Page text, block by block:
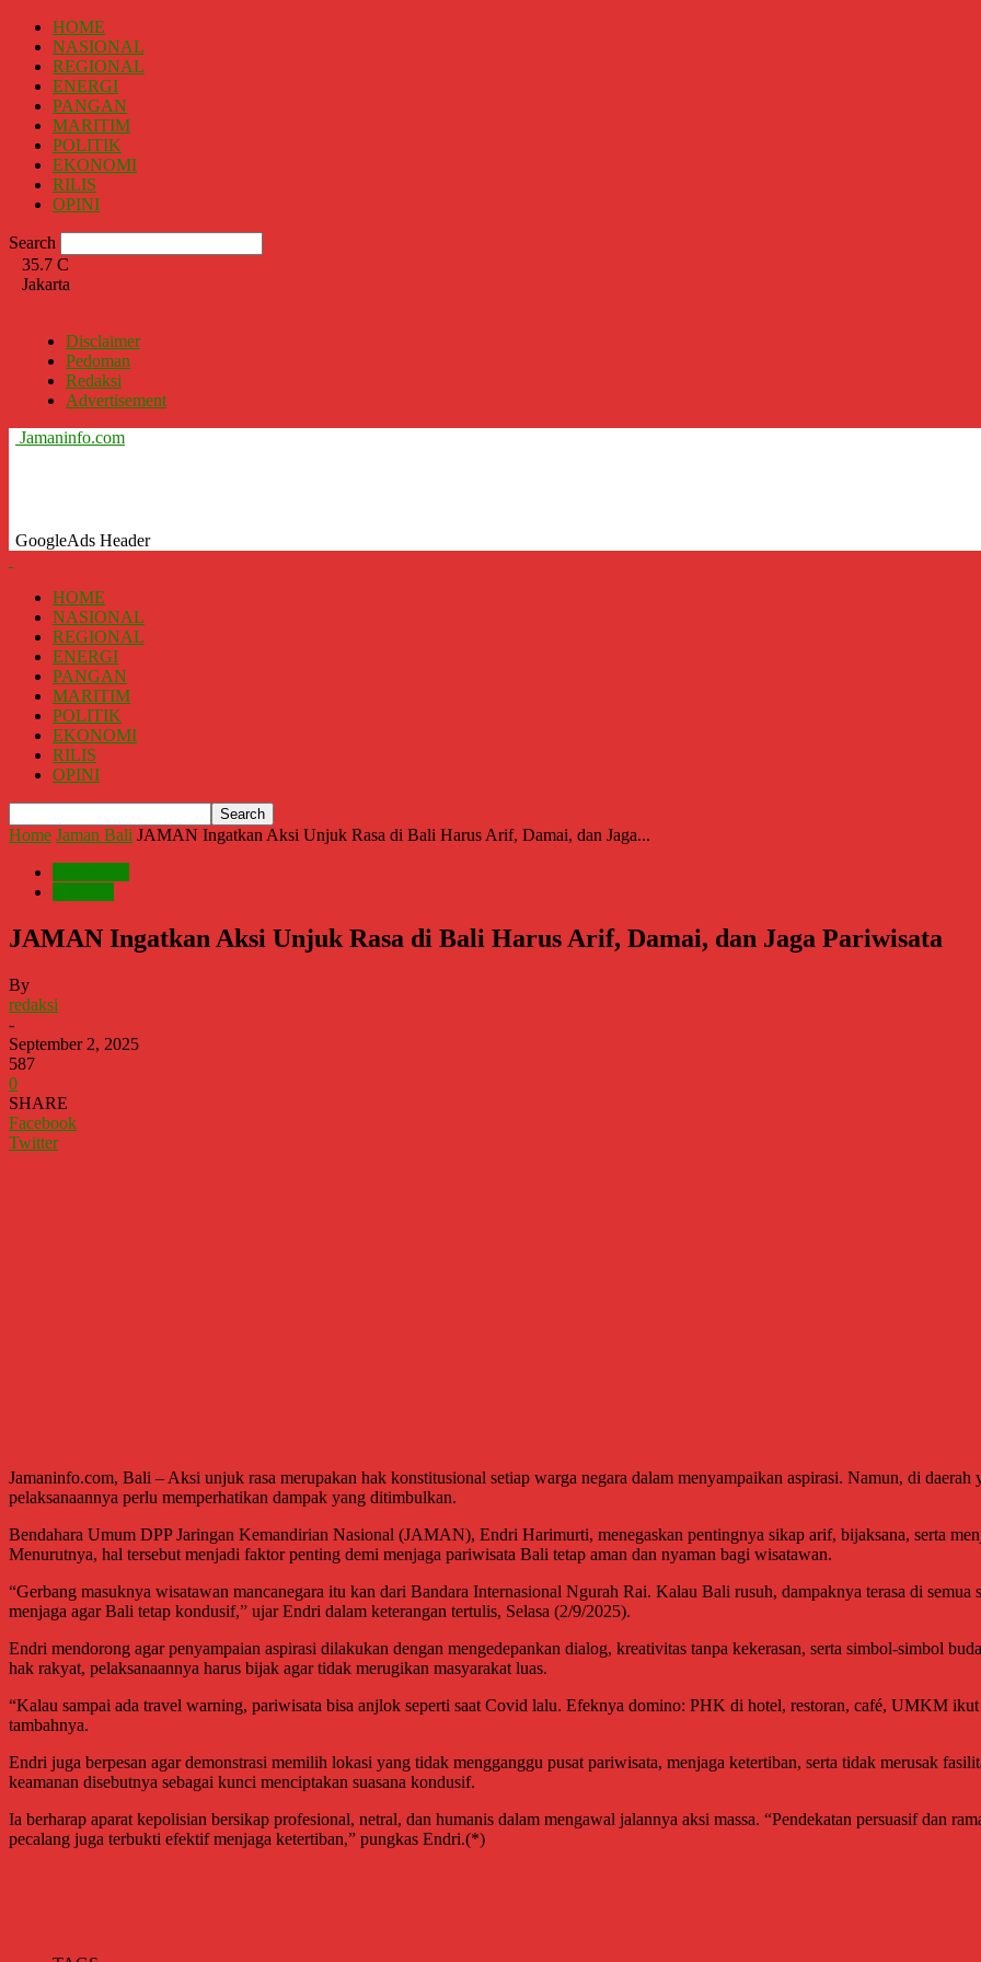
HOME
NASIONAL
REGIONAL
ENERGI
PANGAN
MARITIM
POLITIK
EKONOMI
RILIS
OPINI
Search
35.7 C
Jakarta
Disclaimer
Pedoman
Redaksi
Advertisement
Jamaninfo.com
GoogleAds Header
HOME
NASIONAL
REGIONAL
ENERGI
PANGAN
MARITIM
POLITIK
EKONOMI
RILIS
OPINI
Home Jaman Bali JAMAN Ingatkan Aksi Unjuk Rasa di Bali Harus Arif, Damai, dan Jaga...
JAMAN Ingatkan Aksi Unjuk Rasa di Bali Harus Arif, Damai, dan Jaga Pariwisata
By
redaksi
-
September 2, 2025
587
0
SHARE
Facebook
Twitter
Jamaninfo.com, Bali – Aksi unjuk rasa merupakan hak konstitusional setiap warga negara dalam menyampaikan aspirasi. Namun, di
pelaksanaannya perlu memperhatikan dampak yang ditimbulkan.
Bendahara Umum DPP Jaringan Kemandirian Nasional (JAMAN), Endri Harimurti, menegaskan pentingnya sikap arif, bijaksana, serta
Menurutnya, hal tersebut menjadi faktor penting demi menjaga pariwisata Bali tetap aman dan nyaman bagi wisatawan.
“Gerbang masuknya wisatawan mancanegara itu kan dari Bandara Internasional Ngurah Rai. Kalau Bali rusuh, dampaknya terasa di
menjaga agar Bali tetap kondusif,” ujar Endri dalam keterangan tertulis, Selasa (2/9/2025).
Endri mendorong agar penyampaian aspirasi dilakukan dengan mengedepankan dialog, kreativitas tanpa kekerasan, serta simbol-simbol
hak rakyat, pelaksanaannya harus bijak agar tidak merugikan masyarakat luas.
“Kalau sampai ada travel warning, pariwisata bisa anjlok seperti saat Covid lalu. Efeknya domino: PHK di hotel, restoran, café, UMKM
tambahnya.
Endri juga berpesan agar demonstrasi memilih lokasi yang tidak mengganggu pusat pariwisata, menjaga ketertiban, serta tidak merusak
keamanan disebutnya sebagai kunci menciptakan suasana kondusif.
Ia berharap aparat kepolisian bersikap profesional, netral, dan humanis dalam mengawal jalannya aksi massa. “Pendekatan persuasif dan
pecalang juga terbukti efektif menjaga ketertiban,” pungkas Endri.(*)